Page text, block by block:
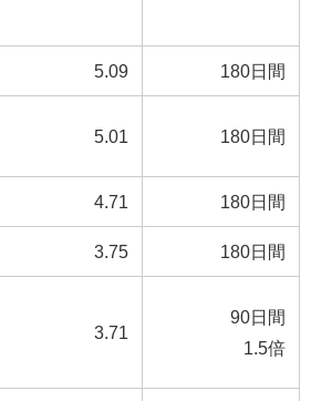
5.09 180日間
5.01 180日間
4.71 180日間
3.75 180日間
3.71
90日間
1.5倍